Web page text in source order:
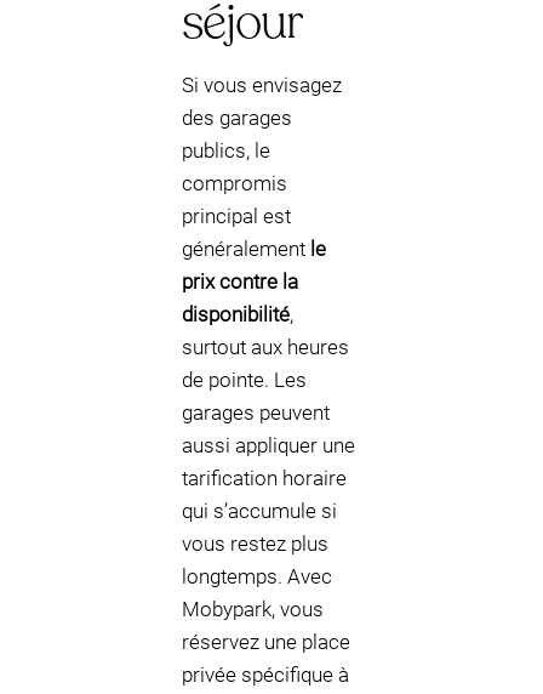
séjour
Si vous envisagez
des garages
publics, le
compromis
principal est
généralement le
prix contre la
disponibilité,
surtout aux heures
de pointe. Les
garages peuvent
aussi appliquer une
tarification horaire
qui s’accumule si
vous restez plus
longtemps. Avec
Mobypark, vous
réservez une place
privée spécifique à